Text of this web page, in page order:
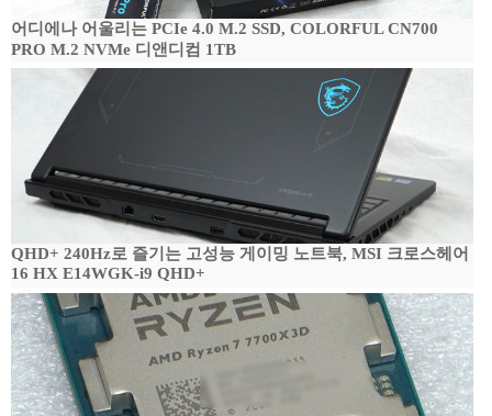
어디에나 어울리는 PCIe 4.0 M.2 SSD, COLORFUL CN700
PRO M.2 NVMe 디앤디컴 1TB
QHD+ 240Hz로 즐기는 고성능 게이밍 노트북, MSI 크로스헤어
16 HX E14WGK-i9 QHD+